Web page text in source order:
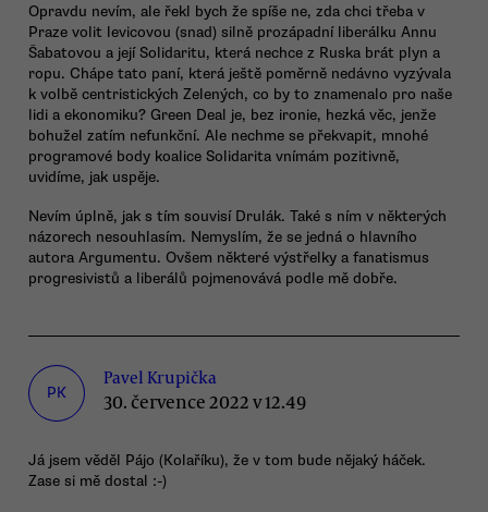
Opravdu nevím, ale řekl bych že spíše ne, zda chci třeba v
Praze volit levicovou (snad) silně prozápadní liberálku Annu
Šabatovou a její Solidaritu, která nechce z Ruska brát plyn a
ropu. Chápe tato paní, která ještě poměrně nedávno vyzývala
k volbě centristických Zelených, co by to znamenalo pro naše
lidi a ekonomiku? Green Deal je, bez ironie, hezká věc, jenže
bohužel zatím nefunkční. Ale nechme se překvapit, mnohé
programové body koalice Solidarita vnímám pozitivně,
uvidíme, jak uspěje.
Nevím úplně, jak s tím souvisí Drulák. Také s ním v některých
názorech nesouhlasím. Nemyslím, že se jedná o hlavního
autora Argumentu. Ovšem některé výstřelky a fanatismus
progresivistů a liberálů pojmenovává podle mě dobře.
PK
Pavel Krupička
30. července 2022 v 12.49
Já jsem věděl Pájo (Kolaříku), že v tom bude nějaký háček.
Zase si mě dostal :-)